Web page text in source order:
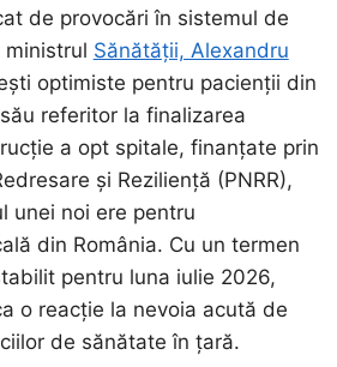
de provocări în sistemul de
ministrul Sănătății, Alexandru
optimiste pentru pacienții din
referitor la finalizarea
a opt spitale, finanțate prin
și Reziliență (PNRR),
unei noi ere pentru
din România. Cu un termen
pentru luna iulie 2026,
o reacție la nevoia acută de
de sănătate în țară.